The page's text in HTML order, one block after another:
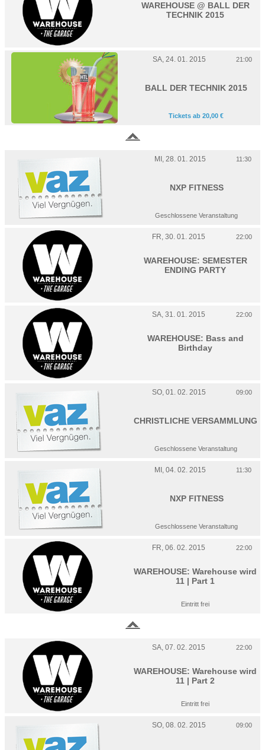
WAREHOUSE @ BALL DER
TECHNIK 2015
SA, 24. 01. 2015 21:00
BALL DER TECHNIK 2015
Tickets ab 20,00 €
MI, 28. 01. 2015 11:30
NXP FITNESS
Geschlossene Veranstaltung
FR, 30. 01. 2015 22:00
WAREHOUSE: SEMESTER
ENDING PARTY
SA, 31. 01. 2015 22:00
WAREHOUSE: Bass and
Birthday
SO, 01. 02. 2015 09:00
CHRISTLICHE VERSAMMLUNG
Geschlossene Veranstaltung
MI, 04. 02. 2015 11:30
NXP FITNESS
Geschlossene Veranstaltung
FR, 06. 02. 2015 22:00
WAREHOUSE: Warehouse wird
11 | Part 1
Eintritt frei
SA, 07. 02. 2015 22:00
WAREHOUSE: Warehouse wird
11 | Part 2
Eintritt frei
SO, 08. 02. 2015 09:00